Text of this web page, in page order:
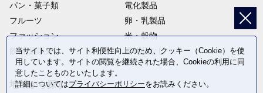
パン・菓子類
電化製品
フルーツ
卵・乳製品
ファッション
米・穀物
飲料(酒以外)
返礼品なし
地域から探す
当サイトでは、サイト利便性向上のため、クッキー（Cookie）を使
用しています。サイトの閲覧を継続された場合、Cookieの利用に同
意したことものといたします。
詳細についてはプライバシーポリシーをお読みください。